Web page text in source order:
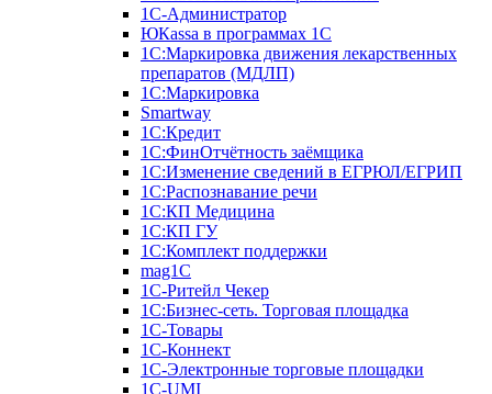
1С-Администратор
ЮКаssа в программах 1С
1С:Маркировка движения лекарственных
препаратов (МДЛП)
1С:Маркировка
Smartway
1С:Кредит
1С:ФинОтчётность заёмщика
1С:Изменение сведений в ЕГРЮЛ/ЕГРИП
1С:Распознавание речи
1С:КП Медицина
1С:КП ГУ
1С:Комплект поддержки
mag1C
1С-Ритейл Чекер
1С:Бизнес-сеть. Торговая площадка
1С-Товары
1С-Коннект
1С-Электронные торговые площадки
1C-UMI